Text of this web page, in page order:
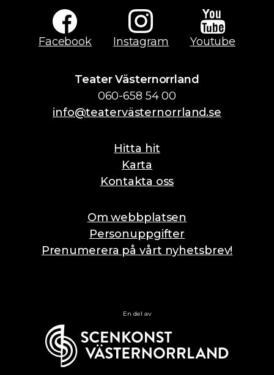
Teater Västernorrland
060-658 54 00
info@teatervästernorrland.se
Hitta hit
Karta
Kontakta oss
Om webbplatsen
Personuppgifter
Prenumerera på vårt nyhetsbrev!
En del av
Facebook Instagram Youtube